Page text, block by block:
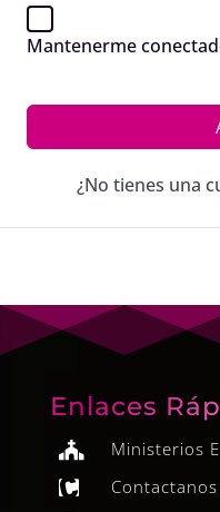
Mantenerme
¿No tienes una
Enlaces
 Ministerios
 Contactanos